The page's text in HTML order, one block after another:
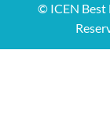
© ICEN Best